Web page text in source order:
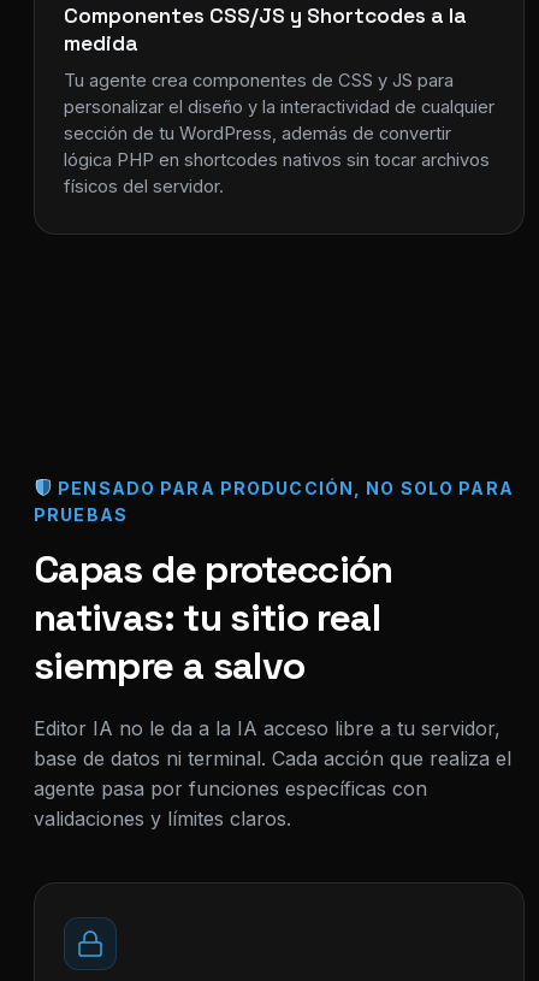
Componentes CSS/JS y Shortcodes a la
medida
Tu agente crea componentes de CSS y JS para
personalizar el diseño y la interactividad de cualquier
sección de tu WordPress, además de convertir
lógica PHP en shortcodes nativos sin tocar archivos
físicos del servidor.
PENSADO PARA PRODUCCIÓN, NO SOLO PARA
PRUEBAS
Capas de protección
nativas: tu sitio real
siempre a salvo
Editor IA no le da a la IA acceso libre a tu servidor,
base de datos ni terminal. Cada acción que realiza el
agente pasa por funciones específicas con
validaciones y límites claros.